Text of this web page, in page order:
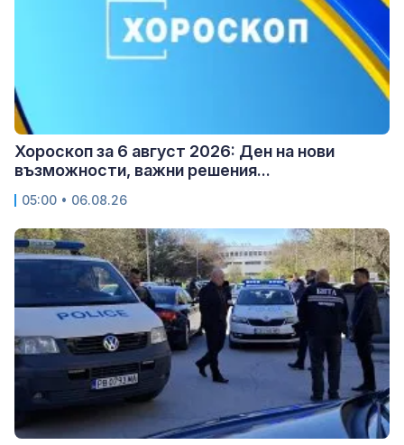
Хороскоп за 6 август 2026: Ден на нови
възможности, важни решения...
05:00 • 06.08.26